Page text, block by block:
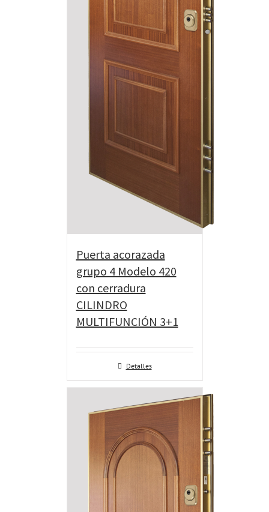
Puerta acorazada
grupo 4 Modelo 420
con cerradura
CILINDRO
MULTIFUNCIÓN 3+1
Detalles